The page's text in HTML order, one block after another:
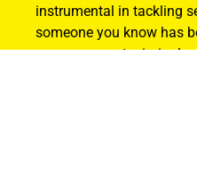
instrumental in tackling
someone you know has
or you suspect criminal